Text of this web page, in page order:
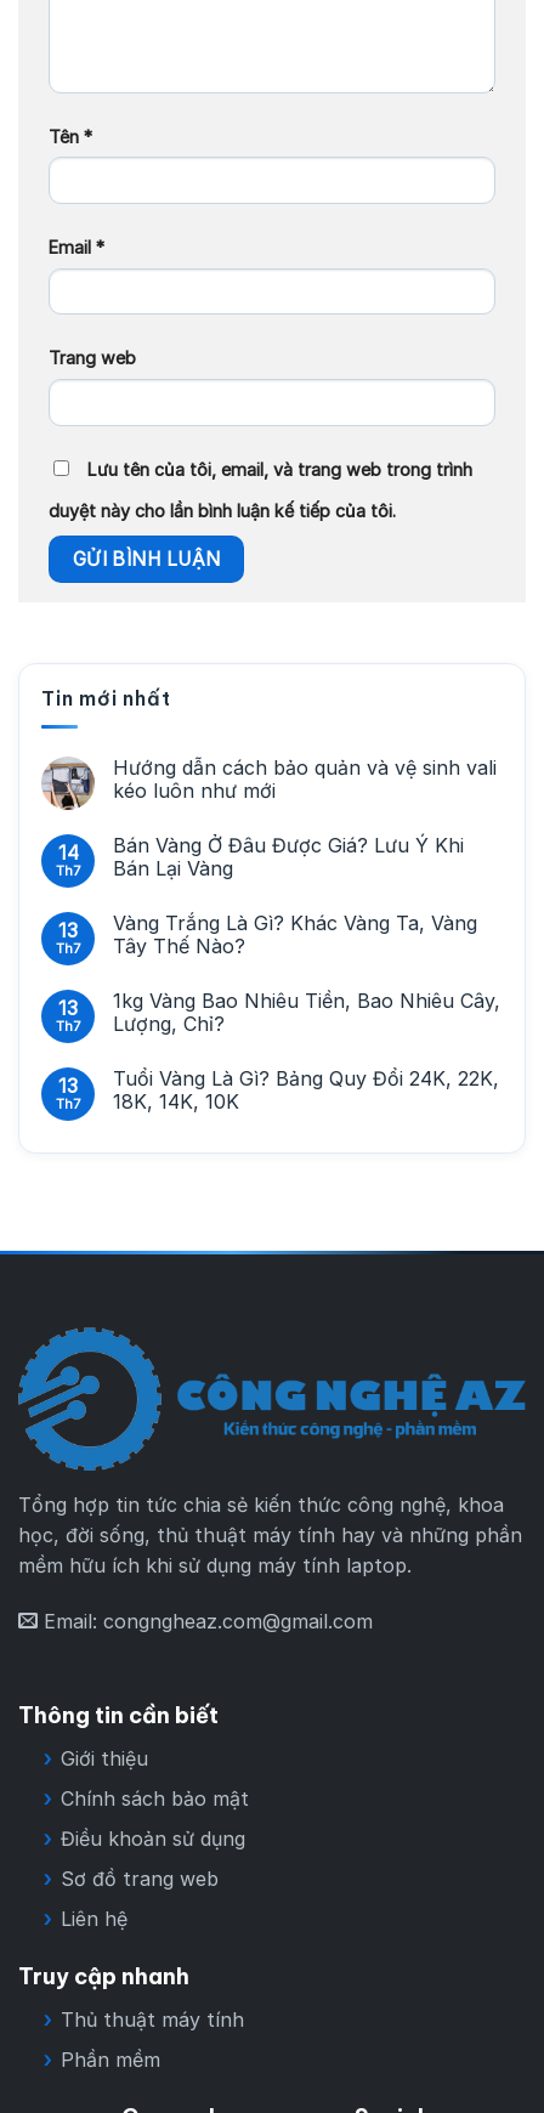
Tên *
Email *
Trang web
Lưu tên của tôi, email, và trang web trong trình
duyệt này cho lần bình luận kế tiếp của tôi.
Tin mới nhất
Hướng dẫn cách bảo quản và vệ sinh vali
kéo luôn như mới
14
Th7
Bán Vàng Ở Đâu Được Giá? Lưu Ý Khi
Bán Lại Vàng
13
Th7
Vàng Trắng Là Gì? Khác Vàng Ta, Vàng
Tây Thế Nào?
13
Th7
1kg Vàng Bao Nhiêu Tiền, Bao Nhiêu Cây,
Lượng, Chỉ?
13
Th7
Tuổi Vàng Là Gì? Bảng Quy Đổi 24K, 22K,
18K, 14K, 10K
Tổng hợp tin tức chia sẻ kiến thức công nghệ, khoa
học, đời sống, thủ thuật máy tính hay và những phần
mềm hữu ích khi sử dụng máy tính laptop.
Email: congngheaz.com@gmail.com
Thông tin cần biết
Giới thiệu
Chính sách bảo mật
Điều khoản sử dụng
Sơ đồ trang web
Liên hệ
Truy cập nhanh
Thủ thuật máy tính
Phần mềm